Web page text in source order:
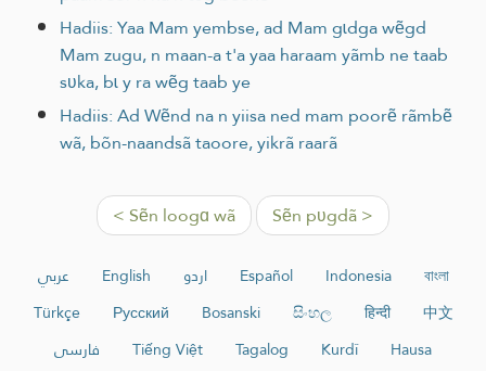
Hadiis: Yaa Mam yembse, ad Mam gɩdga wẽgd
Mam zugu, n maan-a t'a yaa haraam yãmb ne taab
sʋka, bɩ y ra wẽg taab ye
Hadiis: Ad Wẽnd na n yiisa ned mam poorẽ rãmbẽ
wã, bõn-naandsã taoore, yikrã raarã
< Sẽn loogɑ wã Sẽn pʋgdã >
عربي English اردو Español Indonesia
বাংলা
Türkçe
Русский Bosanski සිංහල हिन्दी
中文
فارسی
Tiếng Việt Tagalog Kurdî
Hausa